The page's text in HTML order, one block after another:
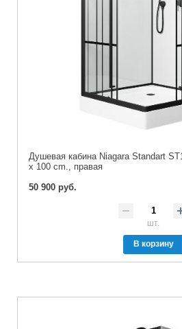
Душевая кабина Niagara Standart
x 100 cm., правая
50 900 руб.
шт.
В корзину